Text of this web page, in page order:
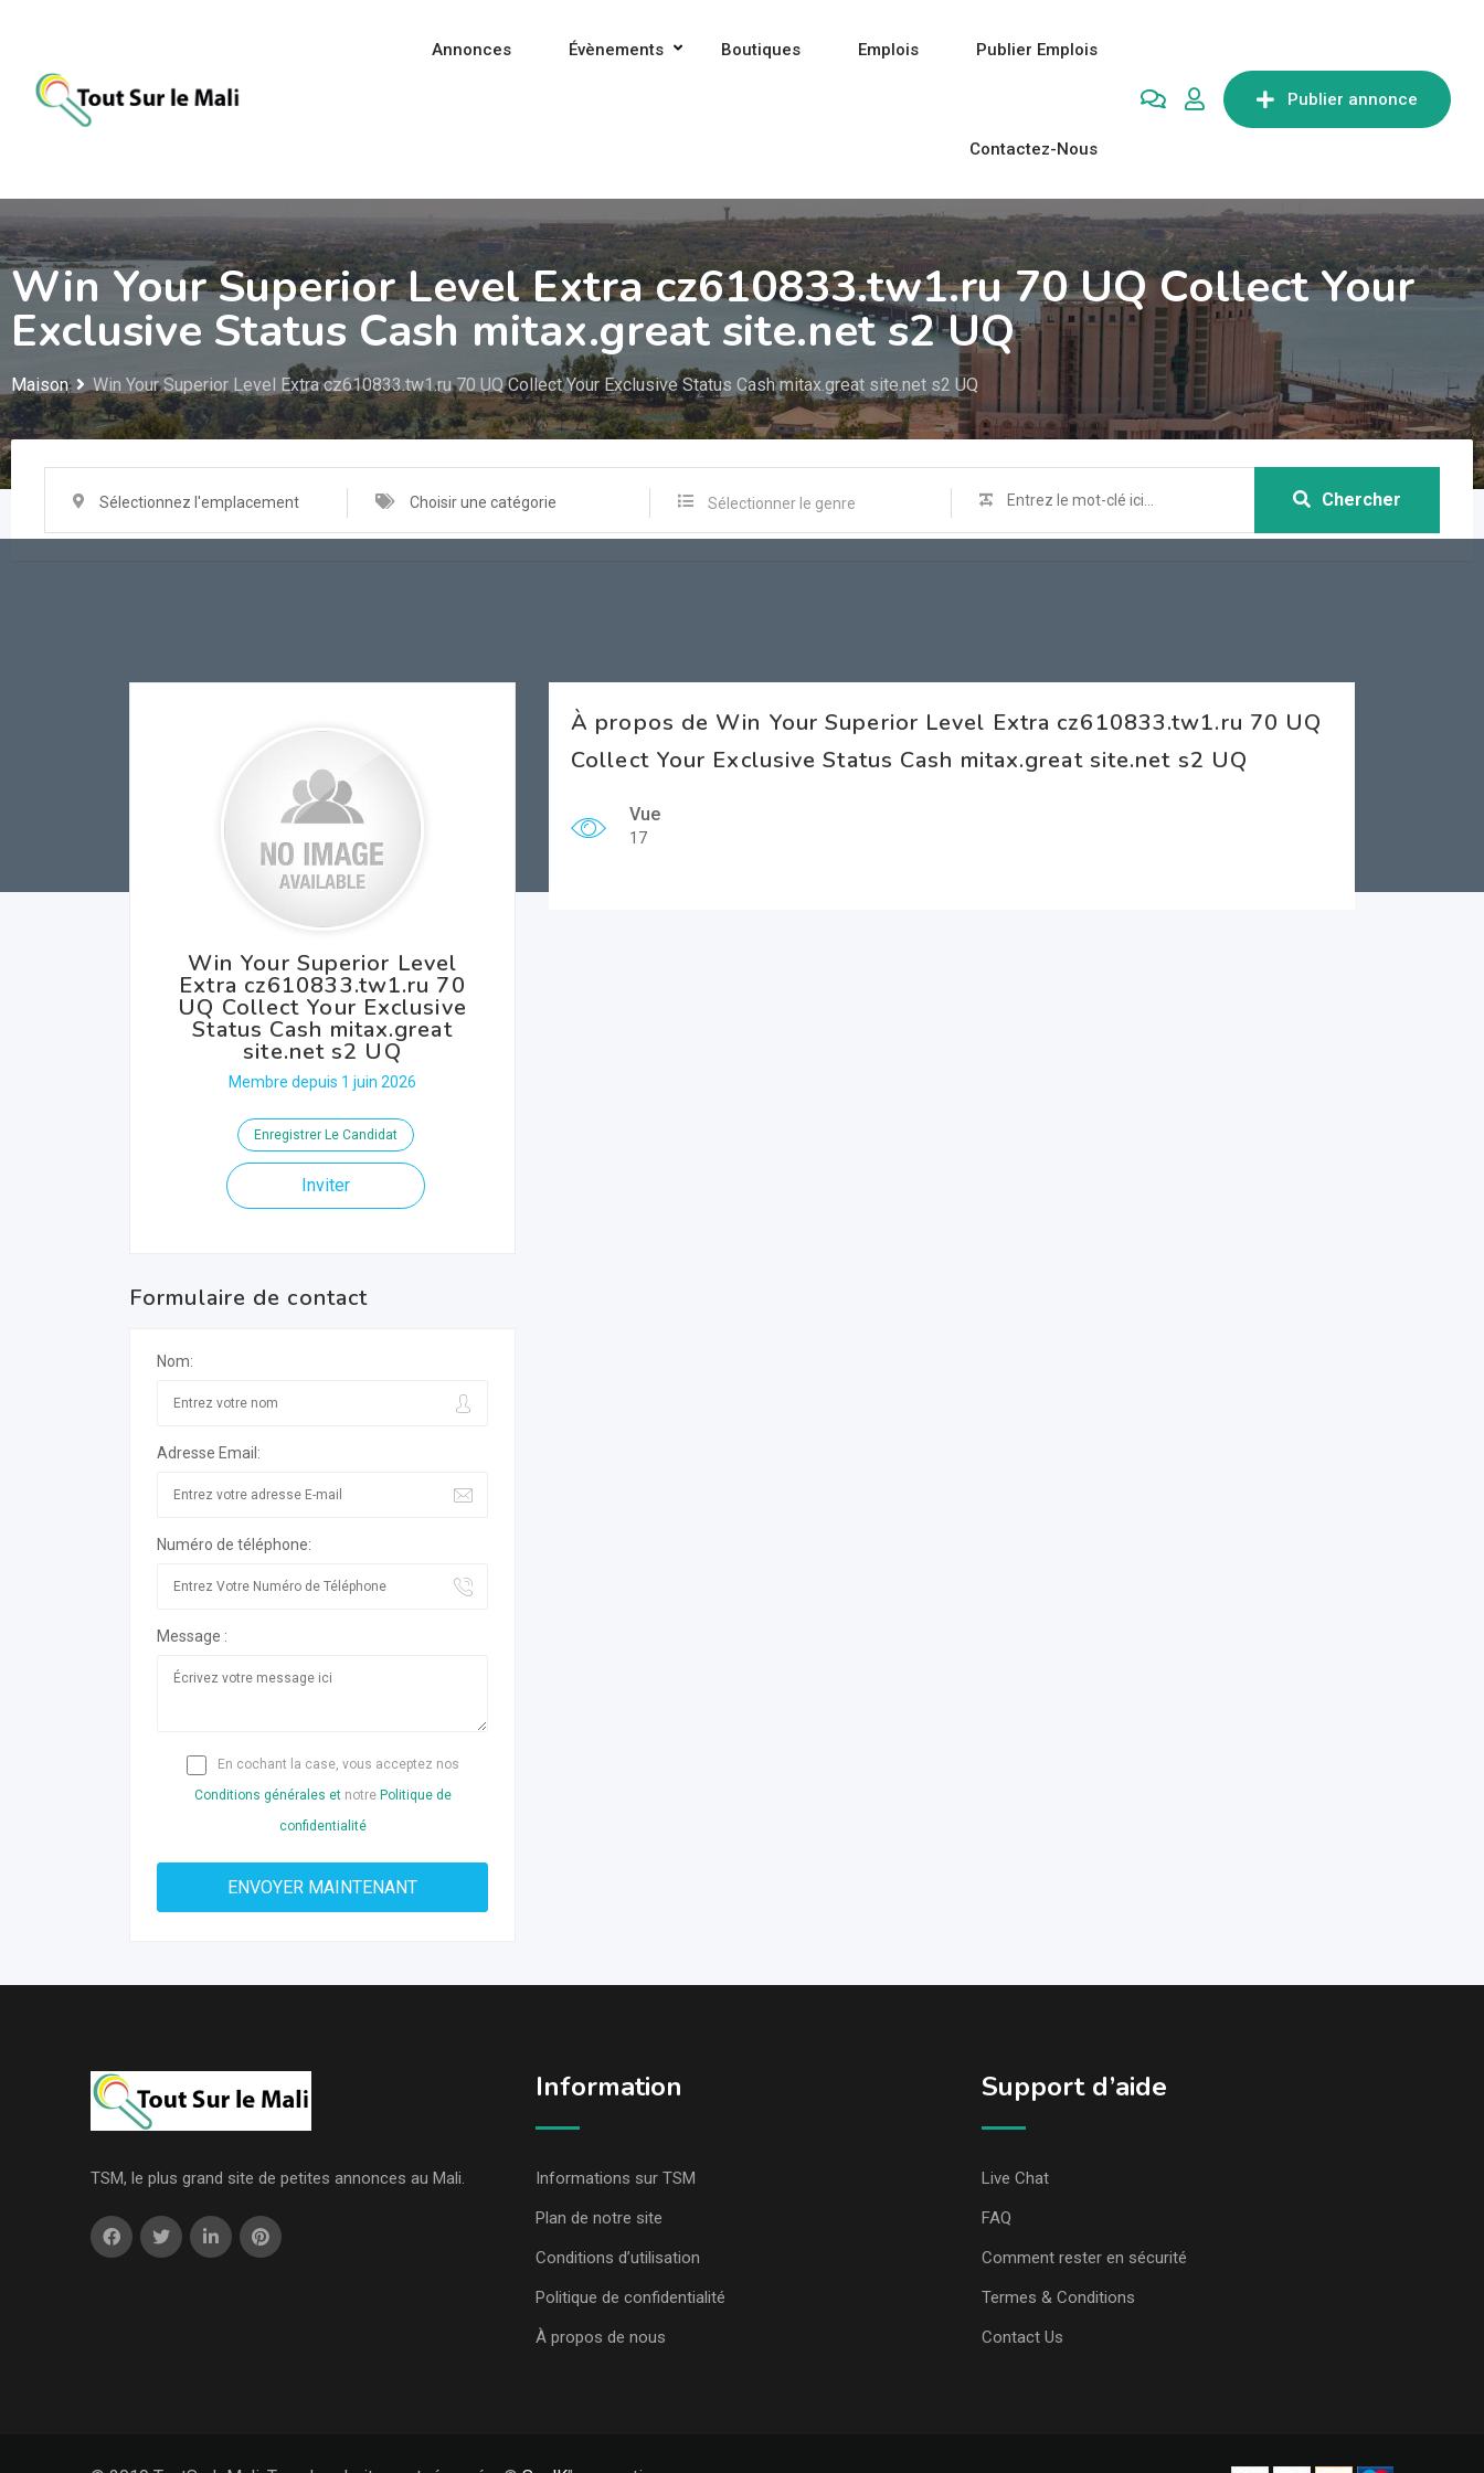
contenu
Publier annonce
Annonces Évènements Boutiques Emplois Publier Emplois
Contactez-Nous
Win Your Superior Level Extra cz610833.tw1.ru 70 UQ Collect Your
Exclusive Status Cash mitax.great site.net s2 UQ
Maison Win Your Superior Level Extra cz610833.tw1.ru 70 UQ Collect Your Exclusive Status Cash mitax.great site.net s2 UQ
Sélectionnez l'emplacement Choisir une catégorie Sélectionner le genre Chercher
Win Your Superior Level
Extra cz610833.tw1.ru 70
UQ Collect Your Exclusive
Status Cash mitax.great
site.net s2 UQ
Membre depuis 1 juin 2026
Enregistrer Le Candidat
Inviter
Formulaire de contact
Nom:
Adresse Email:
Numéro de téléphone:
Message :
En cochant la case, vous acceptez nos
Conditions générales etnotre Politique de
confidentialité
À propos de Win Your Superior Level Extra cz610833.tw1.ru 70 UQ
Collect Your Exclusive Status Cash mitax.great site.net s2 UQ
Vue
17
TSM, le plus grand site de petites annonces au Mali.
Information
Informations sur TSM
Plan de notre site
Conditions d’utilisation
Politique de confidentialité
À propos de nous
Support d’aide
Live Chat
FAQ
Comment rester en sécurité
Termes & Conditions
Contact Us